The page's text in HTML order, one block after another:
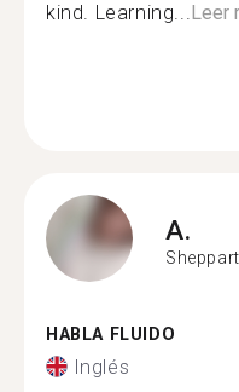
kind. Learning...Leer
A.
HABLA FLUIDO
Inglés